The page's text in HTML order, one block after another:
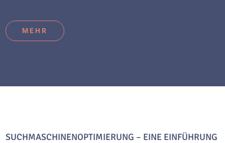
MEHR
SUCHMASCHINENOPTIMIERUNG – EINE EINFÜHRUNG